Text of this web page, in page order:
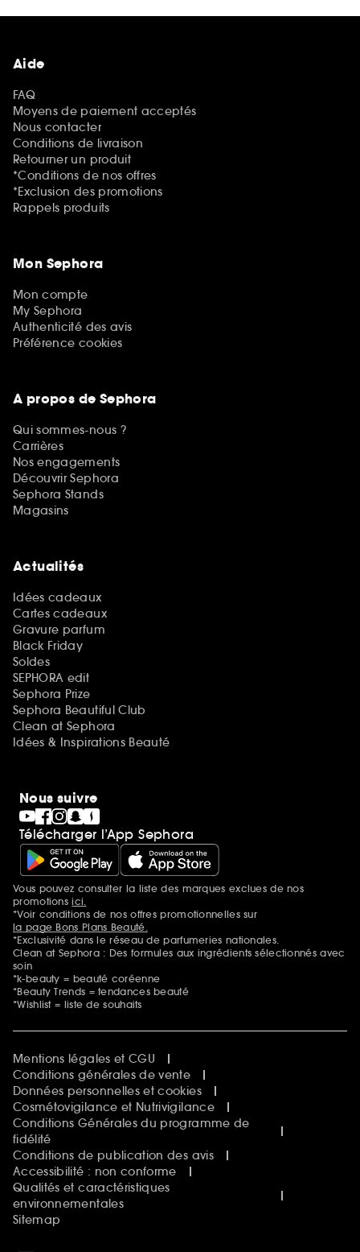
Aide
FAQ
Moyens de paiement acceptés
Nous contacter
Conditions de livraison
Retourner un produit
*Conditions de nos offres
*Exclusion des promotions
Rappels produits
Mon Sephora
Mon compte
My Sephora
Authenticité des avis
Préférence cookies
A propos de Sephora
Qui sommes-nous ?
Carrières
Nos engagements
Découvrir Sephora
Sephora Stands
Magasins
Actualités
Idées cadeaux
Cartes cadeaux
Gravure parfum
Black Friday
Soldes
SEPHORA edit
Sephora Prize
Sephora Beautiful Club
Clean at Sephora
Idées & Inspirations Beauté
Nous suivre
Télécharger l’App Sephora
Mentions additionnelles
Vous pouvez consulter la liste des marques exclues de nos
promotionsici.
*Voir conditions de nos offres promotionnelles sur
la page Bons Plans Beauté.
*Exclusivité dans le réseau de parfumeries nationales.
Clean at Sephora : Des formules aux ingrédients sélectionnés avec
soin
*k-beauty = beauté coréenne
*Beauty Trends = tendances beauté
*Wishlist = liste de souhaits
Mentions légales et CGU
Conditions générales de vente
Données personnelles et cookies
Cosmétovigilance et Nutrivigilance
Conditions Générales du programme de
fidélité
Conditions de publication des avis
Accessibilité : non conforme
Qualités et caractéristiques
environnementales
Sitemap